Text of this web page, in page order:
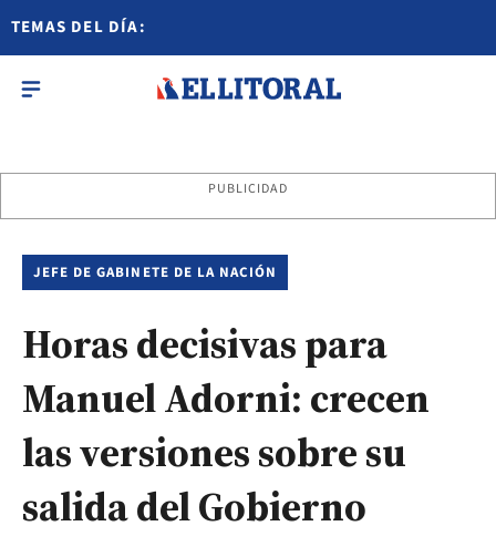
TEMAS DEL DÍA:
PUBLICIDAD
JEFE DE GABINETE DE LA NACIÓN
Horas decisivas para
Manuel Adorni: crecen
las versiones sobre su
salida del Gobierno